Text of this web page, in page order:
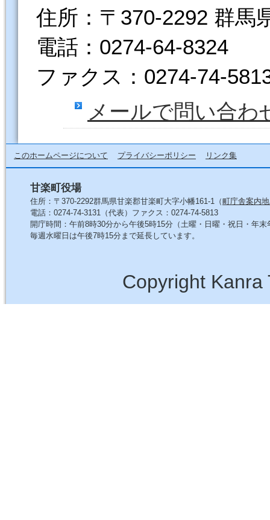
住所：〒370-2292 群馬
電話：0274-64-8324
ファクス：0274-74-
メールで問い合わ
このホームページについて プライバシーポリシー リンク集
甘楽町役場
住所：〒370-2292群馬県甘楽郡甘楽町大字小幡161-1（町庁舎案内
電話：0274-74-3131（代表）ファクス：0274-74-5813
開庁時間：午前8時30分から午後5時15分（土曜・日曜・祝日・年末
毎週水曜日は午後7時15分まで延長しています。
Copyright Kanra